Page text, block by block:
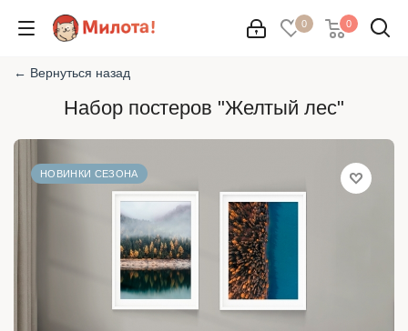
0 0
← Вернуться назад
Набор постеров "Желтый лес"
НОВИНКИ СЕЗОНА